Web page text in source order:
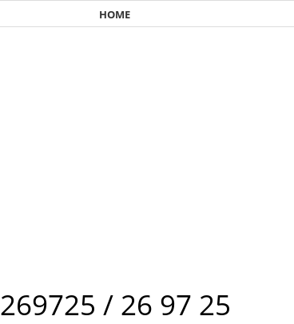
HOME
269725 / 26 97 25